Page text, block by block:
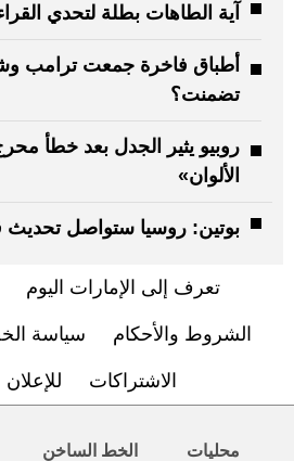
آية الطاهات بطلة لتحدي
أطباق فاخرة جمعت ترامب
تضمنت؟
روبيو يثير الجدل بعد خطأ
الألوان»
بوتين: روسيا ستواصل تحديث
تعرف إلى الإمارات اليوم
الشروط والأحكام سياسة
الاشتراكات للإعلان
محليات الخط الساخن